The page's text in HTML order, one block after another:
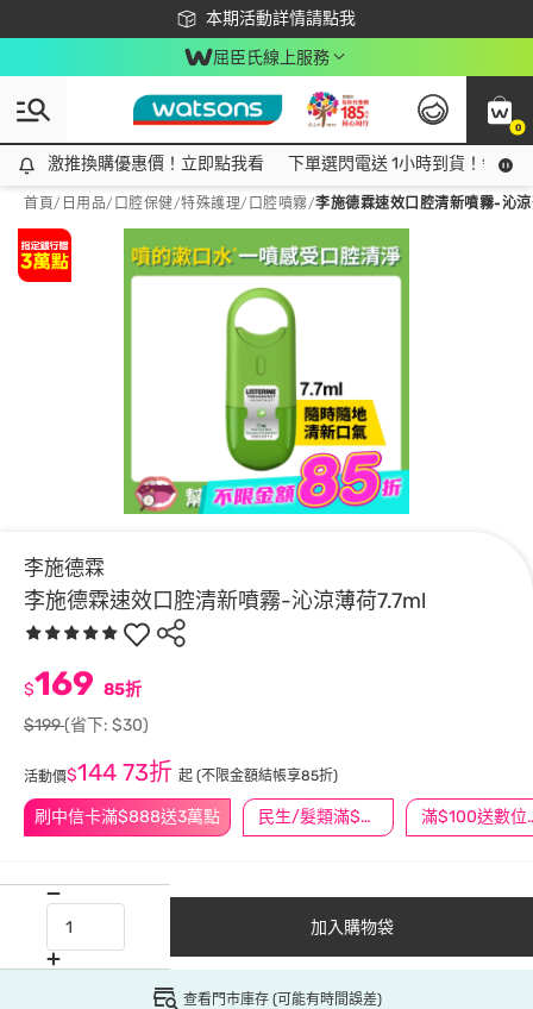
本期活動詳情請點我
下載app最高回饋$350
屈臣氏線上服務
0
激推換購優惠價！立即點我看
激推換購優惠價！立即點我看 下單選閃電送 1小時到貨！領神
首頁/ 日用品/ 口腔保健/特殊護理/口腔噴霧/李施德霖速效口腔清新噴霧-沁
李施德霖
李施德霖速效口腔清新噴霧-沁涼薄荷7.7ml
刷中信卡滿$888送3萬點 民生/髮類滿$388送舒潔冰巾 滿
$169 85折
$199(省下: $30)
活動價$144 73折 起 (不限金額結帳享85折)
加入購物袋
查看門市庫存 (可能有時間誤差)